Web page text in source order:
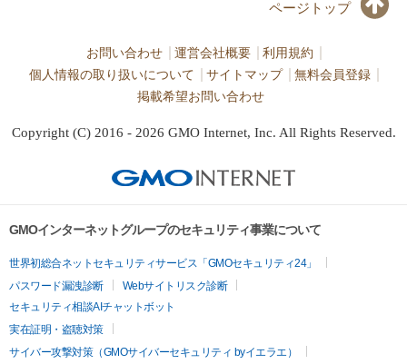
ページトップ
お問い合わせ 運営会社概要
利用規約
個人情報の取り扱いについて
サイトマップ
無料会員登録
掲載希望お問い合わせ
Copyright (C) 2016 - 2026 GMO Internet, Inc. All Rights Reserved.
GMOインターネットグループのセキュリティ事業について
世界初総合ネットセキュリティサービス「GMOセキュリティ24」
パスワード漏洩診断
Webサイトリスク診断
セキュリティ相談AIチャットボット
実在証明・盗聴対策
サイバー攻撃対策（GMOサイバーセキュリティ byイエラエ）